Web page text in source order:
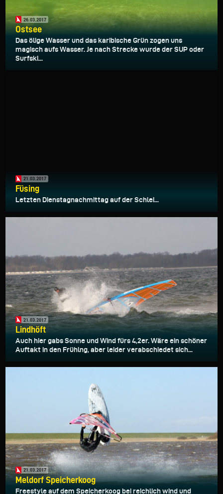
26.03.2017
Ostsee
Das ölige Wasser und das karibische Grün zogen uns
magisch aufs Wasser. Je nach Strecke wurde der SUP oder
Surfski...
21.03.2017
Füsing
Letzten Dienstagnachmittag auf der Schlei...
21.03.2017
Lindhöft
Auch hier gabs Sonne und Wind fürs 4,2er. Wäre ein schöner
Auftakt in den Frühlng, aber leider verabschiedet sich...
21.03.2017
Meldorf Speicherkoog
Freestyle auf dem Speicherkoog bei reichlich wind und